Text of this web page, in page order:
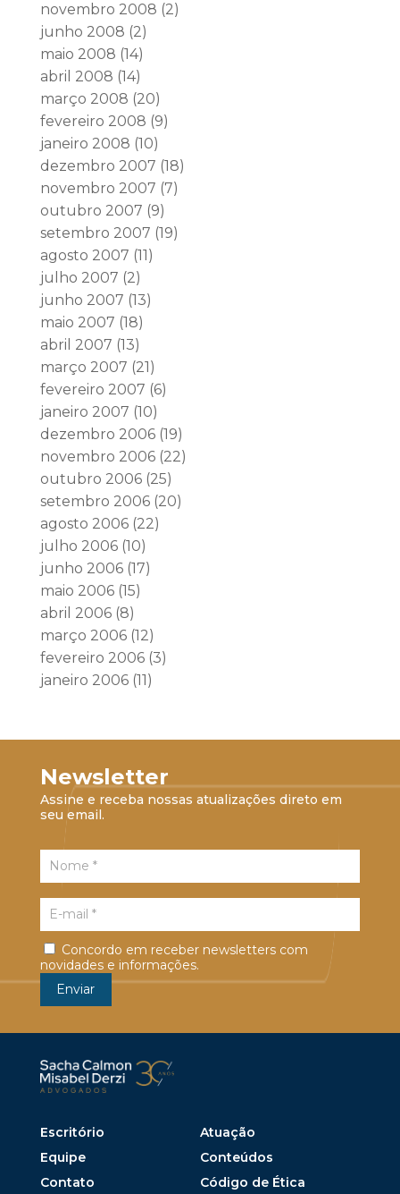
novembro 2008 (2)
junho 2008 (2)
maio 2008 (14)
abril 2008 (14)
março 2008 (20)
fevereiro 2008 (9)
janeiro 2008 (10)
dezembro 2007 (18)
novembro 2007 (7)
outubro 2007 (9)
setembro 2007 (19)
agosto 2007 (11)
julho 2007 (2)
junho 2007 (13)
maio 2007 (18)
abril 2007 (13)
março 2007 (21)
fevereiro 2007 (6)
janeiro 2007 (10)
dezembro 2006(19)
novembro 2006(22)
outubro 2006(25)
setembro 2006(20)
agosto 2006(22)
julho 2006(10)
junho 2006(17)
maio 2006(15)
abril 2006(8)
março 2006(12)
fevereiro 2006(3)
janeiro 2006(11)
Newsletter
Assine e receba nossas atualizações direto em
seu email.
Concordo em receber newsletters com
novidades e informações.
Escritório
Atuação
Equipe
Conteúdos
Contato
Código de Ética